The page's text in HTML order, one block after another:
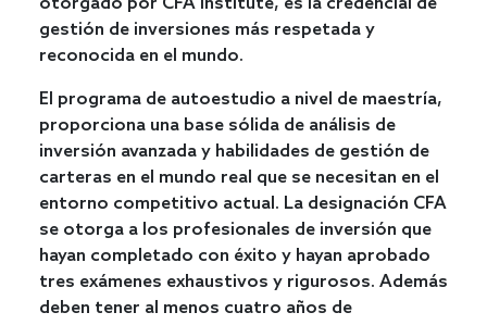
gestión de inversiones más respetada y
reconocida en el mundo.
El programa de autoestudio a nivel de maestría,
proporciona una base sólida de análisis de
inversión avanzada y habilidades de gestión de
carteras en el mundo real que se necesitan en el
entorno competitivo actual. La designación CFA
se otorga a los profesionales de inversión que
hayan completado con éxito y hayan aprobado
tres exámenes exhaustivos y rigurosos. Además
deben tener al menos cuatro años de